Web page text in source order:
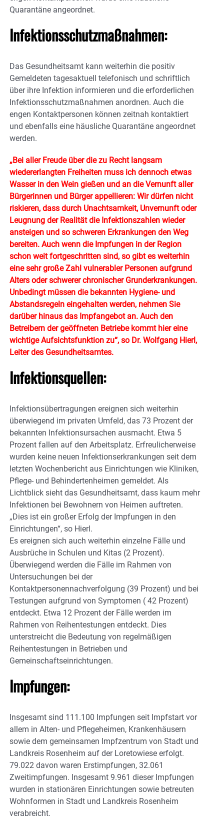
Quarantäne angeordnet.
Infektionsschutzmaßnahmen:
Das Gesundheitsamt kann weiterhin die positiv
Gemeldeten tagesaktuell telefonisch und schriftlich
über ihre Infektion informieren und die erforderlichen
Infektionsschutzmaßnahmen anordnen. Auch die
engen Kontaktpersonen können zeitnah kontaktiert
und ebenfalls eine häusliche Quarantäne angeordnet
werden.
„Bei aller Freude über die zu Recht langsam
wiedererlangten Freiheiten muss ich dennoch etwas
Wasser in den Wein gießen und an die Vernunft aller
Bürgerinnen und Bürger appellieren: Wir dürfen nicht
riskieren, dass durch Unachtsamkeit, Unvernunft oder
Leugnung der Realität die Infektionszahlen wieder
ansteigen und so schweren Erkrankungen den Weg
bereiten. Auch wenn die Impfungen in der Region
schon weit fortgeschritten sind, so gibt es weiterhin
eine sehr große Zahl vulnerabler Personen aufgrund
Alters oder schwerer chronischer Grunderkrankungen.
Unbedingt müssen die bekannten Hygiene- und
Abstandsregeln eingehalten werden, nehmen Sie
darüber hinaus das Impfangebot an. Auch den
Betreibern der geöffneten Betriebe kommt hier eine
wichtige Aufsichtsfunktion zu“, so Dr. Wolfgang Hierl,
Leiter des Gesundheitsamtes.
Infektionsquellen:
Infektionsübertragungen ereignen sich weiterhin
überwiegend im privaten Umfeld, das 73 Prozent der
bekannten Infektionsursachen ausmacht. Etwa 5
Prozent fallen auf den Arbeitsplatz. Erfreulicherweise
wurden keine neuen Infektionserkrankungen seit dem
letzten Wochenbericht aus Einrichtungen wie Kliniken,
Pflege- und Behindertenheimen gemeldet. Als
Lichtblick sieht das Gesundheitsamt, dass kaum mehr
Infektionen bei Bewohnern von Heimen auftreten.
„Dies ist ein großer Erfolg der Impfungen in den
Einrichtungen“, so Hierl.
Es ereignen sich auch weiterhin einzelne Fälle und
Ausbrüche in Schulen und Kitas (2 Prozent).
Überwiegend werden die Fälle im Rahmen von
Untersuchungen bei der
Kontaktpersonennachverfolgung (39 Prozent) und bei
Testungen aufgrund von Symptomen ( 42 Prozent)
entdeckt. Etwa 12 Prozent der Fälle werden im
Rahmen von Reihentestungen entdeckt. Dies
unterstreicht die Bedeutung von regelmäßigen
Reihentestungen in Betrieben und
Gemeinschaftseinrichtungen.
Impfungen:
Insgesamt sind 111.100 Impfungen seit Impfstart vor
allem in Alten- und Pflegeheimen, Krankenhäusern
sowie dem gemeinsamen Impfzentrum von Stadt und
Landkreis Rosenheim auf der Loretowiese erfolgt.
79.022 davon waren Erstimpfungen, 32.061
Zweitimpfungen. Insgesamt 9.961 dieser Impfungen
wurden in stationären Einrichtungen sowie betreuten
Wohnformen in Stadt und Landkreis Rosenheim
verabreicht.